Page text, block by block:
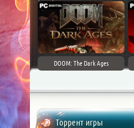
DOOM: The Dark Ages
Торрент игры